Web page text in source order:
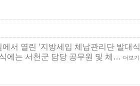
서 열린 ‘지방세입 체납관리단 발대식
에는 서천군 담당 공무원 및 체… 더보기